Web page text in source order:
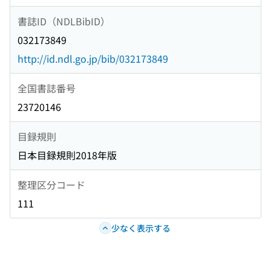
書誌ID（NDLBibID）
032173849
http://id.ndl.go.jp/bib/032173849
全国書誌番号
23720146
目録規則
日本目録規則2018年版
整理区分コード
111
少なく表示する